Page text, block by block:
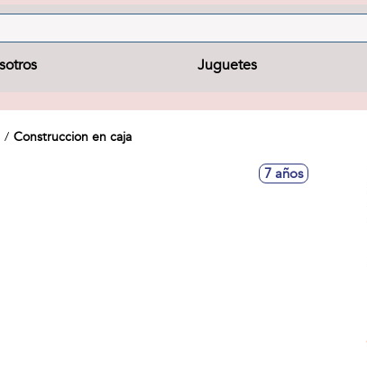
Juguetes
Construccion en caja
7 años